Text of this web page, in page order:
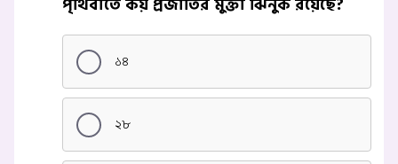
১৪
২৮